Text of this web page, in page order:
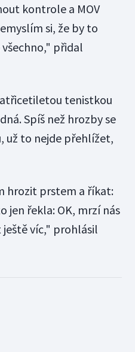
kontrole a MOV
si, že by to
přidal
tenistkou
Spíš než hrozby se
už to nejde přehlížet,
hrozit prstem a říkat:
jen řekla: OK, mrzí nás
víc," prohlásil